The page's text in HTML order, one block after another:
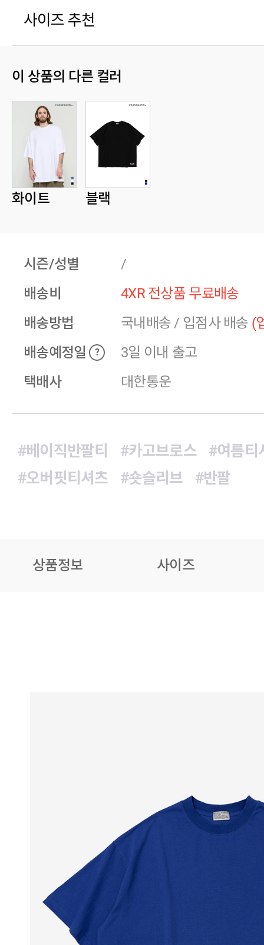
사이즈 추천
이 상품의 다른 컬러
화이트 블랙
시즌/성별
/
배송비
4XR 전상품 무료배송
배송방법
국내배송 / 입점사 배송 (
배송예정일
?
3일 이내 출고
택배사
대한통운
#베이직반팔티 #카고브로스
#여름티
#오버핏티셔츠
#숏슬리브 #반팔
상품정보 사이즈